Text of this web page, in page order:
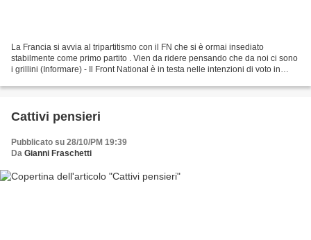
La Francia si avvia al tripartitismo con il FN che si è ormai insediato
stabilmente come primo partito . Vien da ridere pensando che da noi ci sono
i grillini (Informare) - Il Front National è in testa nelle intenzioni di voto in
Cattivi pensieri
Pubblicato su 28/10/PM 19:39
Da Gianni Fraschetti